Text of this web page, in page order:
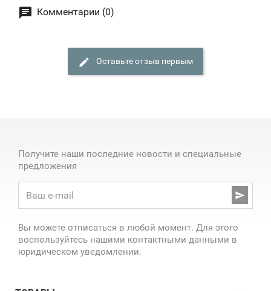
Комментарии (0)
Оставьте отзыв первым
Получите наши последние новости и специальные
предложения

Вы можете отписаться в любой момент. Для этого
воспользуйтесь нашими контактными данными в
юридическом уведомлении.